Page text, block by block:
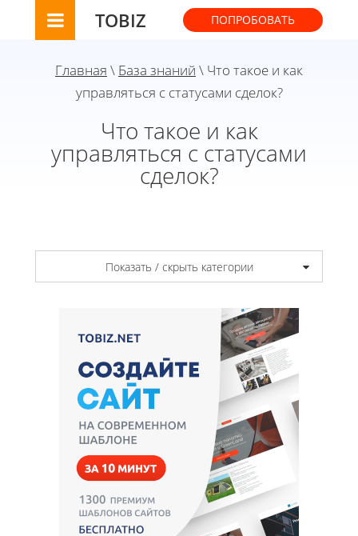
TOBIZ ПОПРОБОВАТЬ
Главная \ База знаний \ Что такое и как
управляться с статусами сделок?
Что такое и как
управляться с статусами
сделок?
Показать / скрыть категории